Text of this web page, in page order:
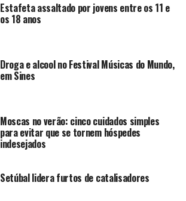
Estafeta assaltado por jovens entre os 11 e
os 18 anos
Droga e alcool no Festival Músicas do Mundo,
em Sines
Moscas no verão: cinco cuidados simples
para evitar que se tornem hóspedes
indesejados
Setúbal lidera furtos de catalisadores